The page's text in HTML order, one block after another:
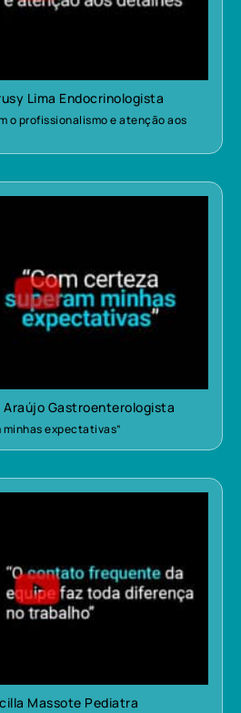
Lima Endocrinologista
o profissionalismo e atenção aos
Araújo Gastroenterologista
minhas expectativas”
Massote Pediatra